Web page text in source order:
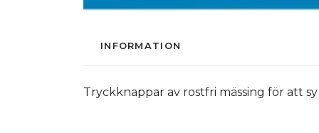
INFORMATION
Tryckknappar av rostfri mässing för att